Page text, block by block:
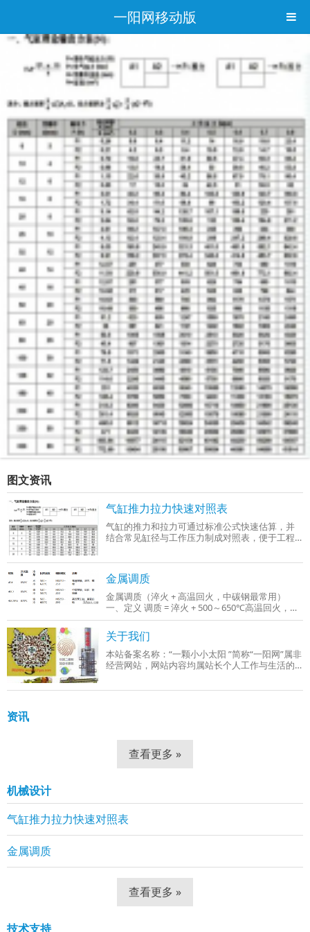
一阳网移动版
图文资讯
气缸推力拉力快速对照表
气缸的推力和拉力可通过标准公式快速估算，并
结合常见缸径与工作压力制成对照表，便于工程
力0.4–0.6 MPa）整理的‌气缸推力与拉力快
金属调质
金属调质（淬火 + 高温回火，中碳钢最常用）
一、定义 调质 = 淬火 + 500～650℃高温回火，只
适用于中碳钢、中碳合金钢（C：0.3%～0.5%），
成品组织：回火索氏体（铁素体 + 细小球状碳
关于我们
本站备案名称：“一颗小小太阳 ”简称“一阳网”属非
经营网站，网站内容均属站长个人工作与生活的
制、网站组建等。
资讯
查看更多 »
机械设计
气缸推力拉力快速对照表
金属调质
查看更多 »
技术支持